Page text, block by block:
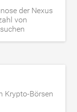
der Nexus
von
Krypto-Börsen